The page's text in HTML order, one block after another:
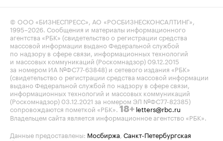
© ООО «БИЗНЕСПРЕСС», АО «РОСБИЗНЕСКОНСАЛТИНГ»,
1995–2026 . Сообщения и материалы информационного
агентства «РБК» (свидетельство о регистрации средства
массовой информации выдано Федеральной службой
по надзору в сфере связи, информационных технологий
и массовых коммуникаций (Роскомнадзор) 09.12.2015
за номером ИА №ФС77-63848) и сетевого издания «РБК»
(свидетельство о регистрации средства массовой информации
выдано Федеральной службой по надзору в сфере связи,
информационных технологий и массовых коммуникаций
(Роскомнадзор) 03.12.2021 за номером ЭЛ №ФС77-82385)
сопровождаются пометкой «РБК». 18+ letters@rbc.ru
Владельцем сайта является информационное агентство «РБК».
Данные предоставлены: Мосбиржа Санкт-Петербургская